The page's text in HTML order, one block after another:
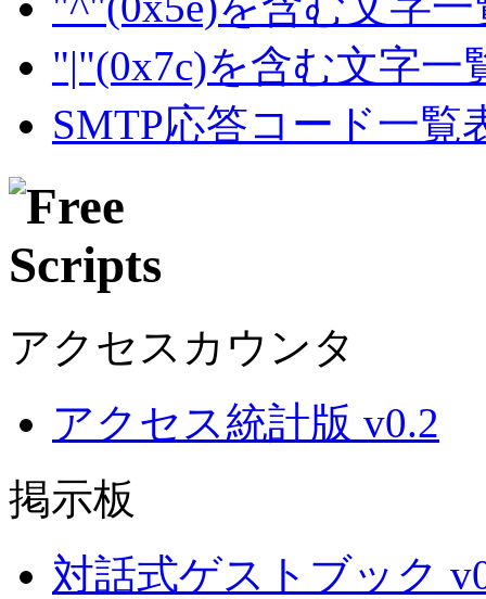
"|"(0x7c)を含む文字一
SMTP応答コード一覧
アクセスカウンタ
アクセス統計版 v0.2
掲示板
対話式ゲストブック